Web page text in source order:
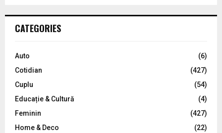
h
o
:
C
CATEGORIES
Auto
(6)
Cotidian
(427)
Cuplu
(54)
Educație & Cultură
(4)
Feminin
(427)
Home & Deco
(22)